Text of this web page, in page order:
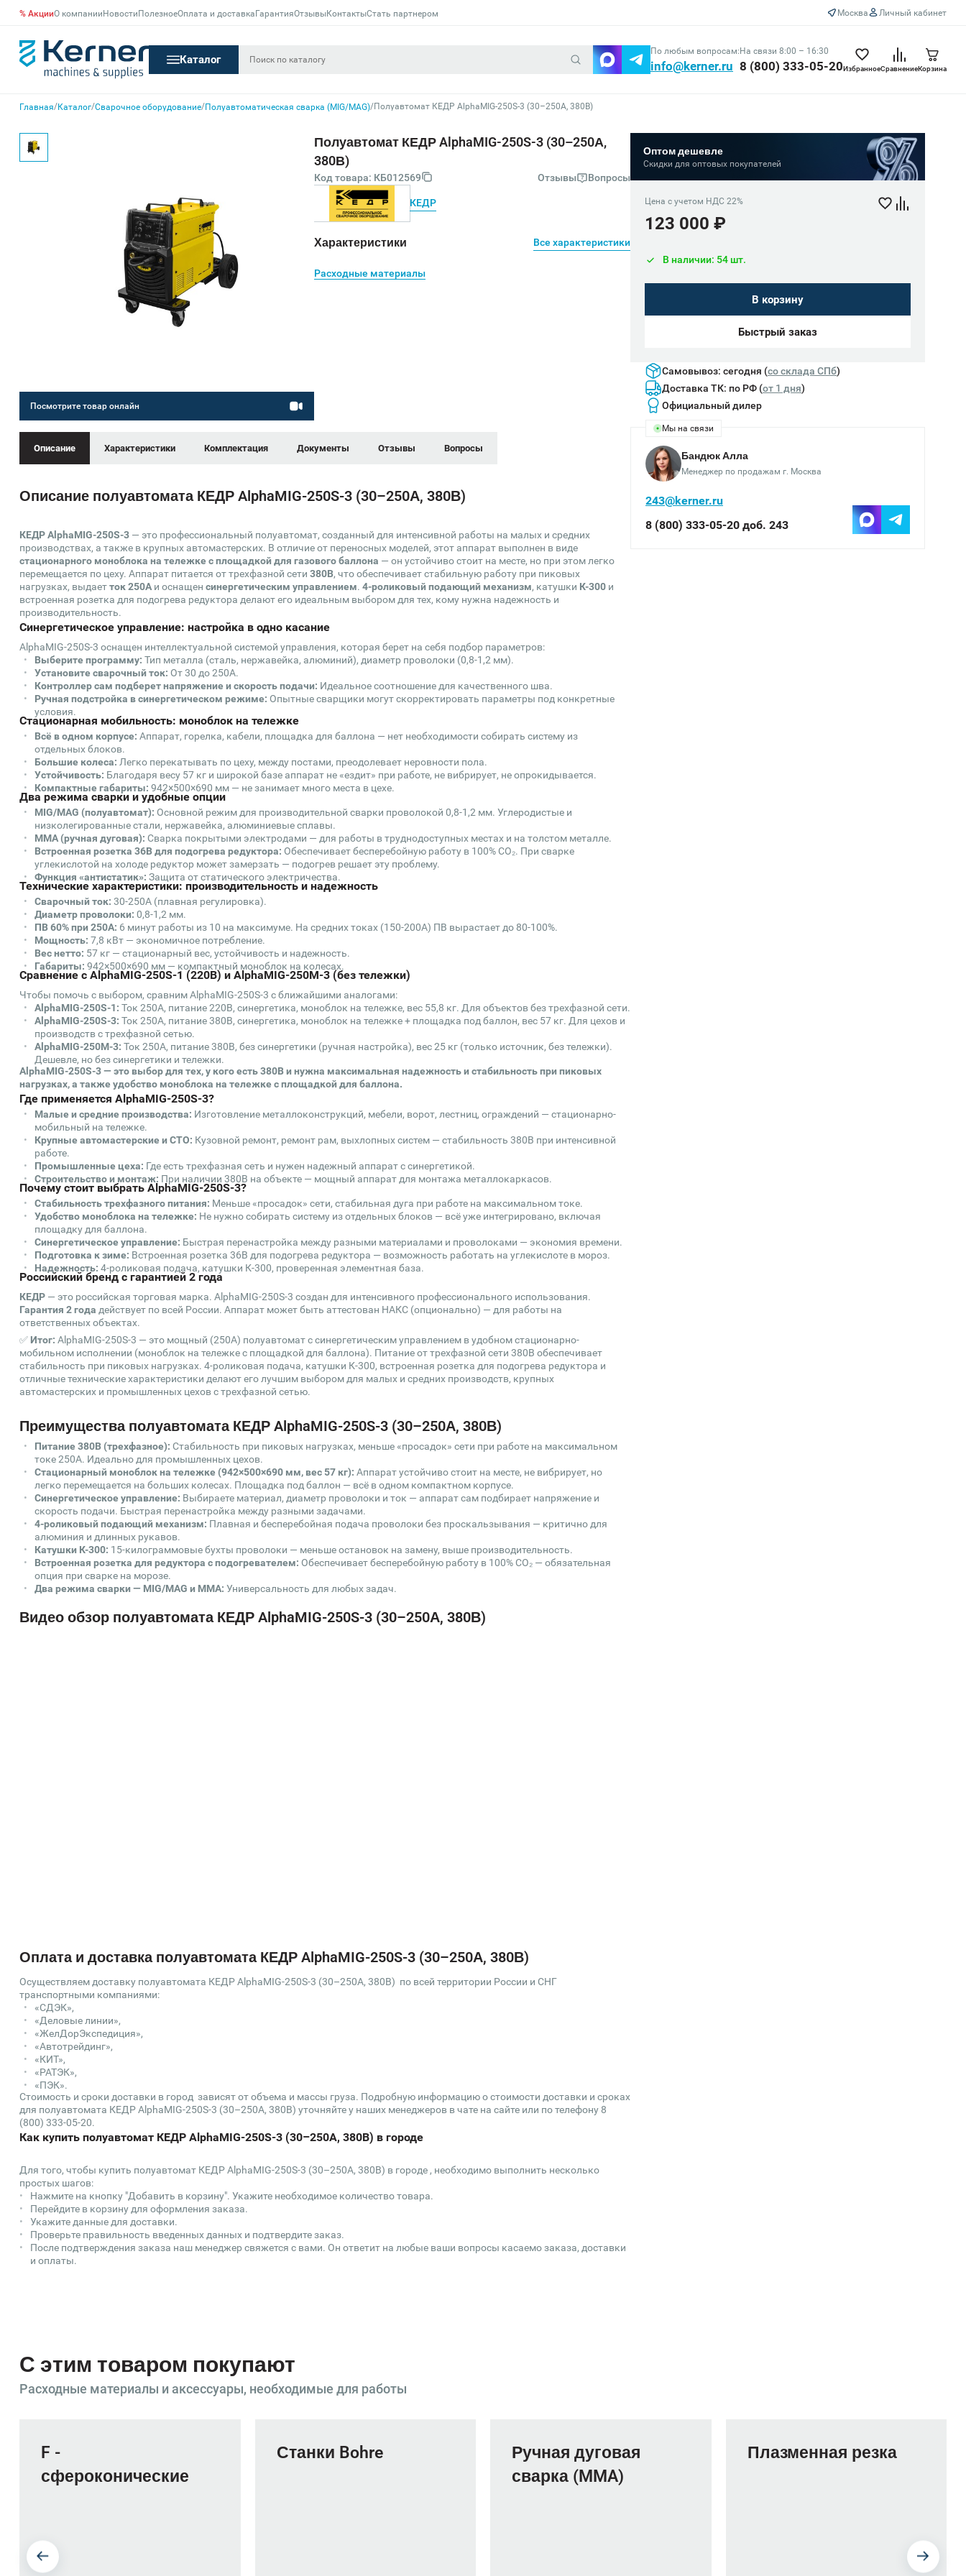
% АкцииО компанииНовостиПолезноеОплата и доставкаГарантияОтзывыКонтактыСтать партнером Москва Личный кабинет
Каталог
По любым вопросам:
info@kerner.ru
На связи 8:00 – 16:30
8 (800) 333-05-20ИзбранноеСравнениеКорзина
Главная/Каталог/Сварочное оборудование/Полуавтоматическая сварка (MIG/MAG)/Полуавтомат КЕДР AlphaMIG-250S-3 (30–250А, 380В)
Посмотрите товар онлайн
Полуавтомат КЕДР AlphaMIG-250S-3 (30–250А,
380В)
Код товара: КБ012569 Отзывы Вопросы
КЕДР
Характеристики Все характеристики
Расходные материалы
Описание Характеристики Комплектация Документы Отзывы Вопросы
Описание полуавтомата КЕДР AlphaMIG-250S-3 (30–250А, 380В)
КЕДР AlphaMIG-250S-3 — это профессиональный полуавтомат, созданный для интенсивной работы на малых и средних
производствах, а также в крупных автомастерских. В отличие от переносных моделей, этот аппарат выполнен в виде
стационарного моноблока на тележке с площадкой для газового баллона — он устойчиво стоит на месте, но при этом легко
перемещается по цеху. Аппарат питается от трехфазной сети 380В, что обеспечивает стабильную работу при пиковых
нагрузках, выдаетток 250А и оснащен синергетическим управлением. 4-роликовый подающий механизм, катушки К-300 и
встроенная розетка для подогрева редуктора делают его идеальным выбором для тех, кому нужна надежность и
производительность.
Синергетическое управление: настройка в одно касание
AlphaMIG-250S-3 оснащен интеллектуальной системой управления, которая берет на себя подбор параметров:
Выберите программу: Тип металла (сталь, нержавейка, алюминий), диаметр проволоки (0,8-1,2 мм).
Установите сварочный ток: От 30 до 250А.
Контроллер сам подберет напряжение и скорость подачи: Идеальное соотношение для качественного шва.
Ручная подстройка в синергетическом режиме: Опытные сварщики могут скорректировать параметры под конкретные
условия.
Стационарная мобильность: моноблок на тележке
Всё в одном корпусе: Аппарат, горелка, кабели, площадка для баллона — нет необходимости собирать систему из
отдельных блоков.
Большие колеса: Легко перекатывать по цеху, между постами, преодолевает неровности пола.
Устойчивость: Благодаря весу 57 кг и широкой базе аппарат не «ездит» при работе, не вибрирует, не опрокидывается.
Компактные габариты: 942×500×690 мм — не занимает много места в цехе.
Два режима сварки и удобные опции
MIG/MAG (полуавтомат): Основной режим для производительной сварки проволокой 0,8-1,2 мм. Углеродистые и
низколегированные стали, нержавейка, алюминиевые сплавы.
MMA (ручная дуговая): Сварка покрытыми электродами — для работы в труднодоступных местах и на толстом металле.
Встроенная розетка 36В для подогрева редуктора: Обеспечивает бесперебойную работу в 100% СО₂. При сварке
углекислотой на холоде редуктор может замерзать — подогрев решает эту проблему.
Функция «антистатик»: Защита от статического электричества.
Технические характеристики: производительность и надежность
Сварочный ток: 30-250А (плавная регулировка).
Диаметр проволоки: 0,8-1,2 мм.
ПВ 60% при 250А: 6 минут работы из 10 на максимуме. На средних токах (150-200А) ПВ вырастает до 80-100%.
Мощность: 7,8 кВт — экономичное потребление.
Вес нетто: 57 кг — стационарный вес, устойчивость и надежность.
Габариты: 942×500×690 мм — компактный моноблок на колесах.
Сравнение с AlphaMIG-250S-1 (220В) и AlphaMIG-250M-3 (без тележки)
Чтобы помочь с выбором, сравним AlphaMIG-250S-3 с ближайшими аналогами:
AlphaMIG-250S-1: Ток 250А, питание 220В, синергетика, моноблок на тележке, вес 55,8 кг. Для объектов без трехфазной сети.
AlphaMIG-250S-3: Ток 250А, питание 380В, синергетика, моноблок на тележке + площадка под баллон, вес 57 кг. Для цехов и
производств с трехфазной сетью.
AlphaMIG-250M-3: Ток 250А, питание 380В, без синергетики (ручная настройка), вес 25 кг (только источник, без тележки).
Дешевле, но без синергетики и тележки.
AlphaMIG-250S-3 — это выбор для тех, у кого есть 380В и нужна максимальная надежность и стабильность при пиковых
нагрузках, а также удобство моноблока на тележке с площадкой для баллона.
Где применяется AlphaMIG-250S-3?
Малые и средние производства: Изготовление металлоконструкций, мебели, ворот, лестниц, ограждений — стационарно-
мобильный на тележке.
Крупные автомастерские и СТО: Кузовной ремонт, ремонт рам, выхлопных систем — стабильность 380В при интенсивной
работе.
Промышленные цеха: Где есть трехфазная сеть и нужен надежный аппарат с синергетикой.
Строительство и монтаж: При наличии 380В на объекте — мощный аппарат для монтажа металлокаркасов.
Почему стоит выбрать AlphaMIG-250S-3?
Стабильность трехфазного питания: Меньше «просадок» сети, стабильная дуга при работе на максимальном токе.
Удобство моноблока на тележке: Не нужно собирать систему из отдельных блоков — всё уже интегрировано, включая
площадку для баллона.
Синергетическое управление: Быстрая перенастройка между разными материалами и проволоками — экономия времени.
Подготовка к зиме: Встроенная розетка 36В для подогрева редуктора — возможность работать на углекислоте в мороз.
Надежность: 4-роликовая подача, катушки К-300, проверенная элементная база.
Российский бренд с гарантией 2 года
КЕДР — это российская торговая марка. AlphaMIG-250S-3 создан для интенсивного профессионального использования.
Гарантия 2 года действует по всей России. Аппарат может быть аттестован НАКС (опционально) — для работы на
ответственных объектах.
✅Итог: AlphaMIG-250S-3 — это мощный (250А) полуавтомат с синергетическим управлением в удобном стационарно-
мобильном исполнении (моноблок на тележке с площадкой для баллона). Питание от трехфазной сети 380В обеспечивает
стабильность при пиковых нагрузках. 4-роликовая подача, катушки К-300, встроенная розетка для подогрева редуктора и
отличные технические характеристики делают его лучшим выбором для малых и средних производств, крупных
автомастерских и промышленных цехов с трехфазной сетью.
Преимущества полуавтомата КЕДР AlphaMIG-250S-3 (30–250А, 380В)
Питание 380В (трехфазное): Стабильность при пиковых нагрузках, меньше «просадок» сети при работе на максимальном
токе 250А. Идеально для промышленных цехов.
Стационарный моноблок на тележке (942×500×690 мм, вес 57 кг): Аппарат устойчиво стоит на месте, не вибрирует, но
легко перемещается на больших колесах. Площадка под баллон — всё в одном компактном корпусе.
Синергетическое управление: Выбираете материал, диаметр проволоки и ток — аппарат сам подбирает напряжение и
скорость подачи. Быстрая перенастройка между разными задачами.
4-роликовый подающий механизм: Плавная и бесперебойная подача проволоки без проскальзывания — критично для
алюминия и длинных рукавов.
Катушки К-300: 15-килограммовые бухты проволоки — меньше остановок на замену, выше производительность.
Встроенная розетка для редуктора с подогревателем: Обеспечивает бесперебойную работу в 100% СО₂ — обязательная
опция при сварке на морозе.
Два режима сварки — MIG/MAG и MMA: Универсальность для любых задач.
Видео обзор полуавтомата КЕДР AlphaMIG-250S-3 (30–250А, 380В)
Оплата и доставка полуавтомата КЕДР AlphaMIG-250S-3 (30–250А, 380В)
Осуществляем доставку полуавтомата КЕДР AlphaMIG-250S-3 (30–250А, 380В) по всей территории России и СНГ
транспортными компаниями:
«СДЭК»,
«Деловые линии»,
«ЖелДорЭкспедиция»,
«Автотрейдинг»,
«КИТ»,
«РАТЭК»,
«ПЭК».
Стоимость и сроки доставки в город зависят от объема и массы груза. Подробную информацию о стоимости доставки и сроках
для полуавтомата КЕДР AlphaMIG-250S-3 (30–250А, 380В) уточняйте у наших менеджеров в чате на сайте или по телефону 8
(800) 333-05-20.
Как купить полуавтомат КЕДР AlphaMIG-250S-3 (30–250А, 380В) в городе
Для того, чтобы купить полуавтомат КЕДР AlphaMIG-250S-3 (30–250А, 380В) в городе , необходимо выполнить несколько
простых шагов:
Нажмите на кнопку "Добавить в корзину". Укажите необходимое количество товара.
Перейдите в корзину для оформления заказа.
Укажите данные для доставки.
Проверьте правильность введенных данных и подтвердите заказ.
После подтверждения заказа наш менеджер свяжется с вами. Он ответит на любые ваши вопросы касаемо заказа, доставки
и оплаты.
Оптом дешевле
Скидки для оптовых покупателей
Цена с учетом НДС 22%
123 000 ₽
В наличии: 54 шт.
В корзину
Быстрый заказ
Самовывоз: сегодня (cо склада СПб)
Доставка ТК: по РФ (от 1 дня)
Официальный дилер
Мы на связи
Бандюк Алла
Менеджер по продажам г. Москва
243@kerner.ru
8 (800) 333-05-20 доб. 243
С этим товаром покупают
Расходные материалы и аксессуары, необходимые для работы
F -
сфероконические
Станки Bohre
Ручная дуговая
сварка (MMA)
Плазменная резка